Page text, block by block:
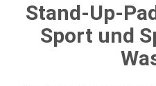
Stand-Up-
Sport und